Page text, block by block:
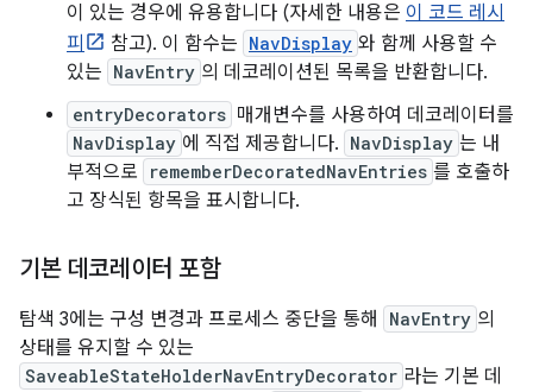
이 있는 경우에 유용합니다 (자세한 내용은 이 코드 레시
피
참고). 이 함수는 NavDisplay 와 함께 사용할 수
있는 NavEntry 의 데코레이션된 목록을 반환합니다.
entryDecorators 매개변수를 사용하여 데코레이터를
NavDisplay 에 직접 제공합니다. NavDisplay 는 내
부적으로
rememberDecoratedNavEntries 를 호출하
고 장식된 항목을 표시합니다.
기본 데코레이터 포함
탐색 3에는 구성 변경과 프로세스 중단을 통해 NavEntry 의
상태를 유지할 수 있는
SaveableStateHolderNavEntryDecorator 라는 기본 데